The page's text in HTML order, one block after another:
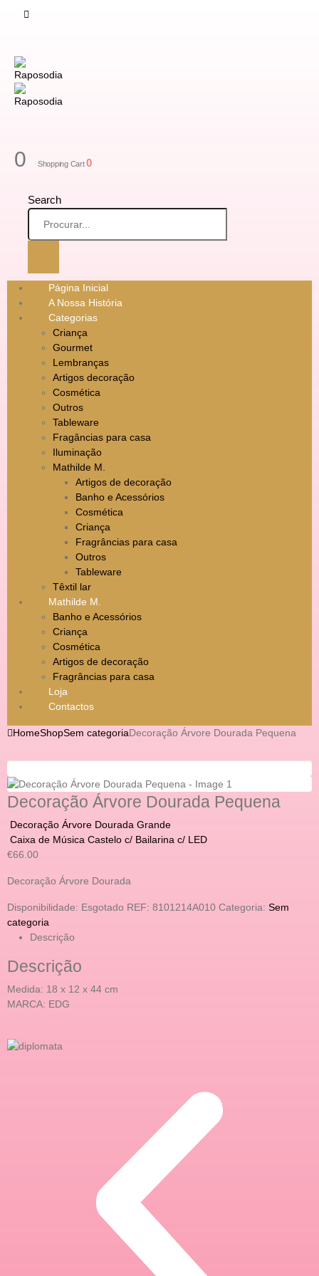
0 Shopping Cart0
Search
Página Inicial
A Nossa História
Categorias
Criança
Gourmet
Lembranças
Artigos decoração
Cosmética
Outros
Tableware
Fragâncias para casa
Iluminação
Mathilde M.
Artigos de decoração
Banho e Acessórios
Cosmética
Criança
Fragrâncias para casa
Outros
Tableware
Têxtil lar
Mathilde M.
Banho e Acessórios
Criança
Cosmética
Artigos de decoração
Fragrâncias para casa
Loja
Contactos
HomeShopSem categoriaDecoração Árvore Dourada Pequena
Decoração Árvore Dourada Pequena
Decoração Árvore Dourada Grande
Caixa de Música Castelo c/ Bailarina c/ LED
€66.00
Decoração Árvore Dourada
Disponibilidade: Esgotado REF: 8101214A010 Categoria: Sem
categoria
Descrição
Descrição
Medida: 18 x 12 x 44 cm
MARCA: EDG